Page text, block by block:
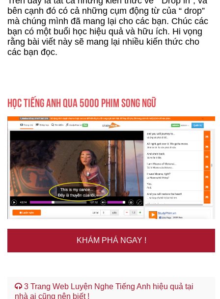
bên cạnh đó có cả những cụm động từ của “ drop”
mà chúng mình đã mang lại cho các bạn. Chúc các
bạn có một buổi học hiệu quả và hữu ích. Hi vọng
rằng bài viết này sẽ mang lại nhiều kiến thức cho
các bạn đọc.
HỌC TIẾNG ANH QUA 5000 PHIM SONG NGỮ
KHÁM PHÁ NGAY !
3 Trang Web Luyện Nghe Tiếng Anh hiệu quả tại
nhà ai cũng nên biết !